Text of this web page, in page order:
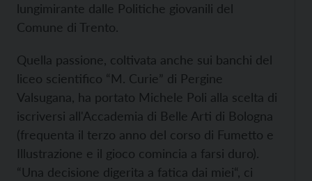
lungimirante dalle Politiche giovanili del
Comune di Trento.
Quella passione, coltivata anche sui banchi del
liceo scientifico “M. Curie” di Pergine
Valsugana, ha portato Michele Poli alla scelta di
iscriversi all'Accademia di Belle Arti di Bologna
(frequenta il terzo anno del corso di Fumetto e
Illustrazione e il gioco comincia a farsi duro).
“Una decisione digerita a fatica dai miei“, ci